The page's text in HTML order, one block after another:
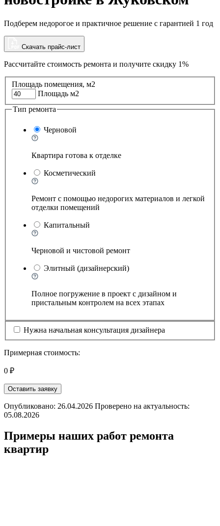
Подберем недорогое и практичное решение с гарантией 1 год
Скачать прайс-лист
Рассчитайте стоимость ремонта и получите скидку 1%
Площадь помещения, м2
Площадь м2
Тип ремонта
Черновой
Квартира готова к отделке
Косметический
Ремонт с помощью недорогих материалов и легкой
отделки помещений
Капитальный
Черновой и чистовой ремонт
Элитный (дизайнерский)
Полное погружение в проект с дизайном и
пристальным контролем на всех этапах
Нужна начальная консультация дизайнера
Примерная стоимость:
0 ₽
Оставить заявку
Опубликовано: 26.04.2026 Проверено на актуальность:
05.08.2026
Примеры наших работ ремонта
квартир